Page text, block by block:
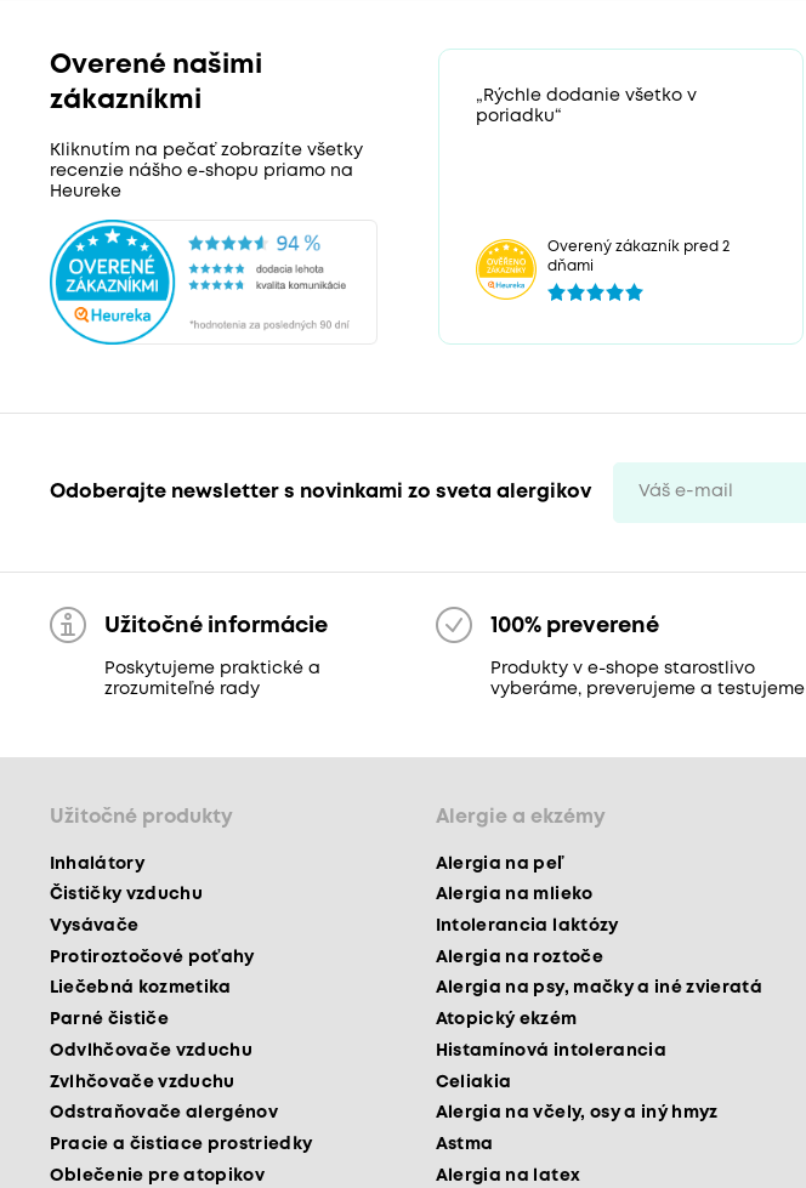
Overené našimi
zákazníkmi
Kliknutím na pečať zobrazíte všetky
recenzie nášho e-shopu priamo na
Heureke
„Rýchle dodanie všetko v
poriadku“
Overený zákazník pred 2
dňami
Odoberajte newsletter s novinkami zo sveta alergikov
Užitočné informácie
Poskytujeme praktické a
zrozumiteľné rady
100% preverené
Produkty v e-shope starostlivo
vyberáme, preverujeme a testujeme
Užitočné produkty
Inhalátory
Čističky vzduchu
Vysávače
Protiroztočové poťahy
Liečebná kozmetika
Parné čističe
Odvlhčovače vzduchu
Zvlhčovače vzduchu
Odstraňovače alergénov
Pracie a čistiace prostriedky
Oblečenie pre atopikov
Alergie a ekzémy
Alergia na peľ
Alergia na mlieko
Intolerancia laktózy
Alergia na roztoče
Alergia na psy, mačky a iné zvieratá
Atopický ekzém
Histamínová intolerancia
Celiakia
Alergia na včely, osy a iný hmyz
Astma
Alergia na latex